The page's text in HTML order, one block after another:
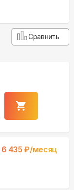
Сравнить
6 435 ₽/месяц